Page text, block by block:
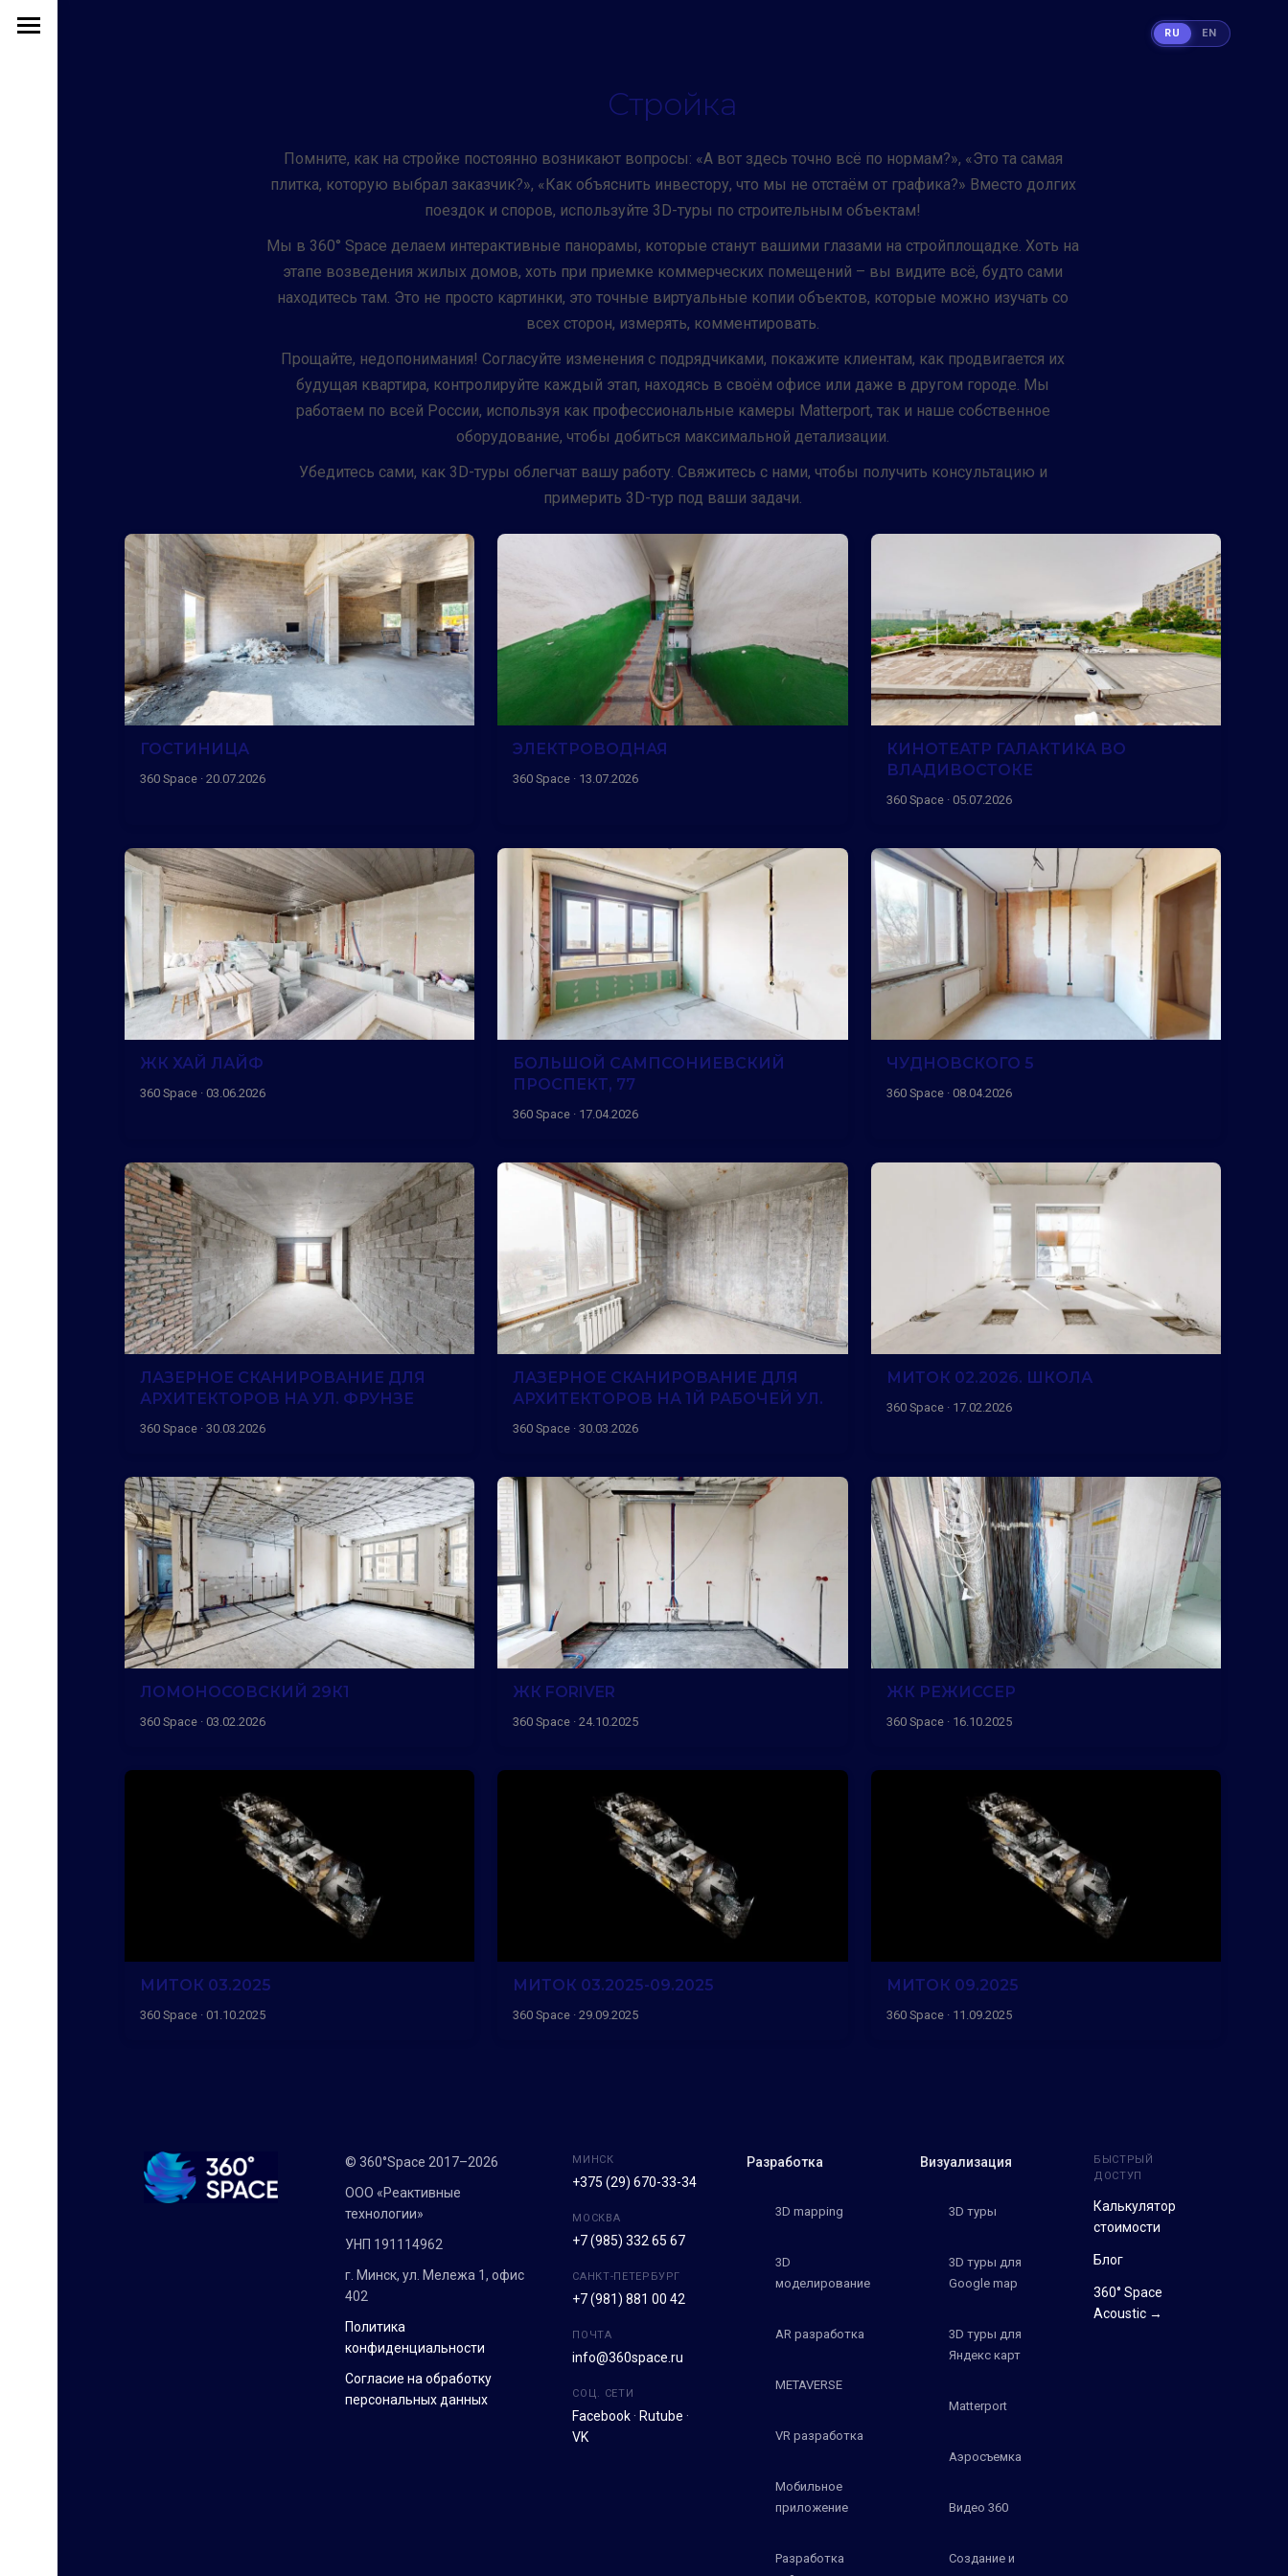
Стройка
Помните, как на стройке постоянно возникают вопросы: «А вот здесь точно всё по нормам?», «Это та самая
плитка, которую выбрал заказчик?», «Как объяснить инвестору, что мы не отстаём от графика?» Вместо долгих
поездок и споров, используйте 3D-туры по строительным объектам!
Мы в 360° Space делаем интерактивные панорамы, которые станут вашими глазами на стройплощадке. Хоть на
этапе возведения жилых домов, хоть при приемке коммерческих помещений – вы видите всё, будто сами
находитесь там. Это не просто картинки, это точные виртуальные копии объектов, которые можно изучать со
всех сторон, измерять, комментировать.
Прощайте, недопонимания! Согласуйте изменения с подрядчиками, покажите клиентам, как продвигается их
будущая квартира, контролируйте каждый этап, находясь в своём офисе или даже в другом городе. Мы
работаем по всей России, используя как профессиональные камеры Matterport, так и наше собственное
оборудование, чтобы добиться максимальной детализации.
Убедитесь сами, как 3D-туры облегчат вашу работу. Свяжитесь с нами, чтобы получить консультацию и
примерить 3D-тур под ваши задачи.
ГОСТИНИЦА
360 Space · 20.07.2026
ЭЛЕКТРОВОДНАЯ
360 Space · 13.07.2026
КИНОТЕАТР ГАЛАКТИКА ВО
ВЛАДИВОСТОКЕ
360 Space · 05.07.2026
ЖК ХАЙ ЛАЙФ
360 Space · 03.06.2026
БОЛЬШОЙ САМПСОНИЕВСКИЙ
ПРОСПЕКТ, 77
360 Space · 17.04.2026
ЧУДНОВСКОГО 5
360 Space · 08.04.2026
ЛАЗЕРНОЕ СКАНИРОВАНИЕ ДЛЯ
АРХИТЕКТОРОВ НА УЛ. ФРУНЗЕ
360 Space · 30.03.2026
ЛАЗЕРНОЕ СКАНИРОВАНИЕ ДЛЯ
АРХИТЕКТОРОВ НА 1Й РАБОЧЕЙ УЛ.
360 Space · 30.03.2026
МИТОК 02.2026. ШКОЛА
360 Space · 17.02.2026
ЛОМОНОСОВСКИЙ 29К1
360 Space · 03.02.2026
ЖК FORIVER
360 Space · 24.10.2025
ЖК РЕЖИССЕР
360 Space · 16.10.2025
МИТОК 03.2025
360 Space · 01.10.2025
МИТОК 03.2025-09.2025
360 Space · 29.09.2025
МИТОК 09.2025
360 Space · 11.09.2025
© 360°Space 2017–2026
ООО «Реактивные
технологии»
УНП 191114962
г. Минск, ул. Мележа 1, офис
402
Политика
конфиденциальности
Согласие на обработку
персональных данных
МИНСК
+375 (29) 670-33-34
МОСКВА
+7 (985) 332 65 67
САНКТ-ПЕТЕРБУРГ
+7 (981) 881 00 42
ПОЧТА
info@360space.ru
СОЦ. СЕТИ
Facebook · Rutube ·
VK
Разработка
3D mapping
3D
моделирование
AR разработка
METAVERSE
VR разработка
Мобильное
приложение
Разработка
Визуализация
3D туры
3D туры для
Google map
3D туры для
Яндекс карт
Matterport
Аэросъемка
Видео 360
Создание и
БЫСТРЫЙ
ДОСТУП
Калькулятор
стоимости
Блог
360° Space
Acoustic →
RU EN